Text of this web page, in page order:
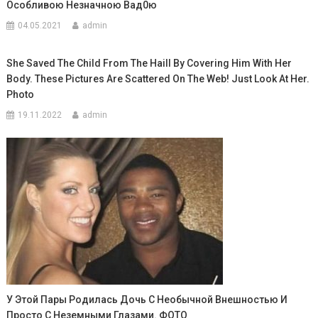
Особливою Незначною Вад0ю
04.05.2021 admin
She Saved The Child From The Haill By Covering Him With Her
Body. These Pictures Are Scattered On The Web! Just Look At Her.
Photo
19.11.2022 admin
У Этой Пары Родилась Дочь С Необычной Внешностью И
Просто С Неземными Глазами. ФОТО